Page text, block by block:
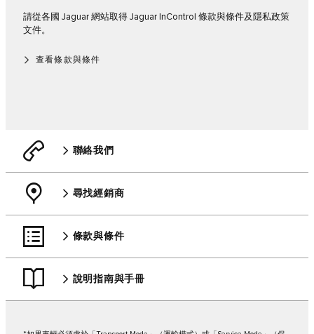
請從各國 Jaguar 網站取得 Jaguar InControl 條款與條件及隱私政策
文件。
查看條款與條件
聯絡我們
尋找經銷商
條款與條件
說明指南與手冊